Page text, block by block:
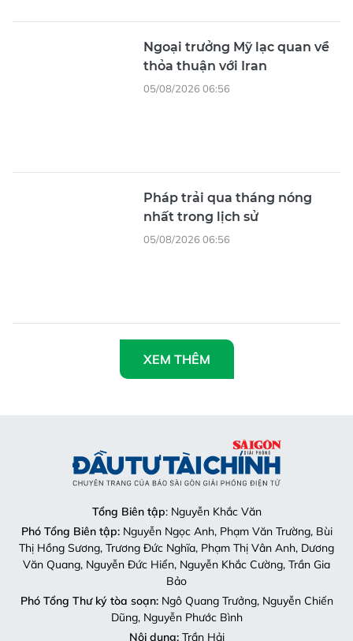
Ngoại trưởng Mỹ lạc quan về
thỏa thuận với Iran
05/08/2026 06:56
Pháp trải qua tháng nóng
nhất trong lịch sử
05/08/2026 06:56
XEM THÊM
Tổng Biên tập: Nguyễn Khắc Văn
Phó Tổng Biên tập:Nguyễn Ngọc Anh, Phạm Văn Trường, Bùi
Thị Hồng Sương, Trương Đức Nghĩa, Phạm Thị Vân Anh, Dương
Văn Quang, Nguyễn Đức Hiển, Nguyễn Khắc Cường, Trần Gia
Bảo
Phó Tổng Thư ký tòa soạn:Ngô Quang Trưởng, Nguyễn Chiến
Dũng, Nguyễn Phước Bình
Nội dung:Trần Hải